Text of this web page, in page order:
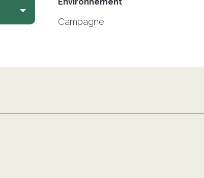
Campagne